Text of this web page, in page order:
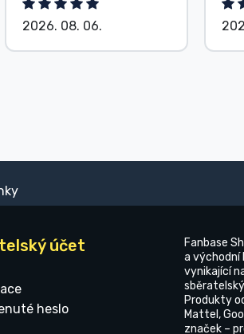
2026. 08. 06.
účet
heslo
Fanbase
a východní
vynikající
Produkty
Mattel,
značek –